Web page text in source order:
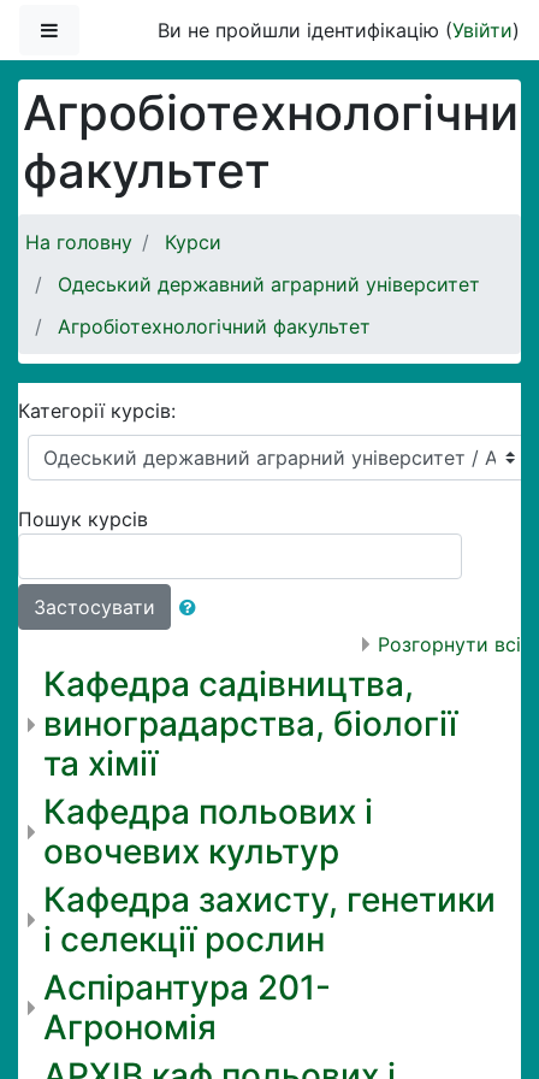
Бокова панельВи не пройшли ідентифікацію (Увійти)
факультет
На головну
Курси
Одеський державний аграрний університет
Агробіотехнологічний факультет
Категорії курсів:
Пошук курсів
Застосувати
Розгорнути всі
Кафедра садівництва,
виноградарства, біології
та хімії
Кафедра польових і
овочевих культур
Кафедра захисту, генетики
і селекції рослин
Аспірантура 201-
Агрономія